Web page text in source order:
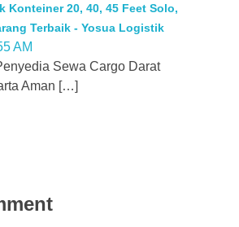
Konteiner 20, 40, 45 Feet Solo,
Terbaik - Yosua Logistik
AM
Sewa Cargo Darat
Aman […]